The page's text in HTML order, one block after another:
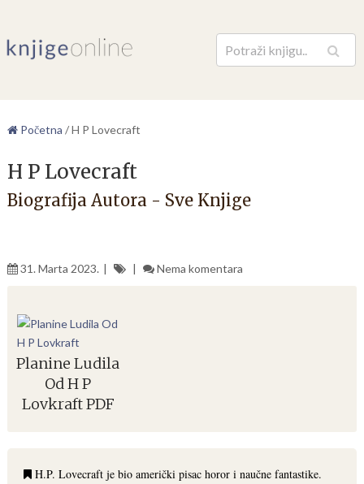
Pretraga
Početna /H P Lovecraft
H P Lovecraft
Biografija Autora - Sve Knjige
31. Marta 2023. Nema komentara
Planine Ludila
Od H P
Lovkraft PDF
H.P. Lovecraft je bio američki pisac horor i naučne fantastike.